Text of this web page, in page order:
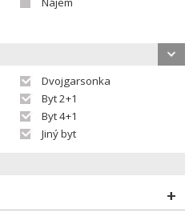
Dvojgarsonka
Byt 2+1
Byt 4+1
Jiný byt